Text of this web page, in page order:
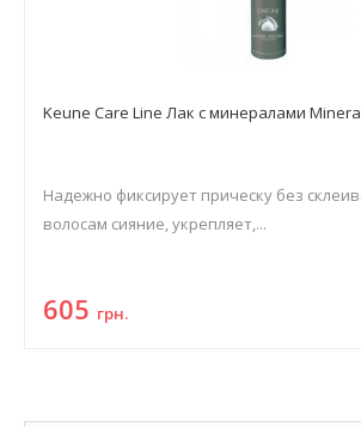
Keune Care Line Лак с минералами
Надежно фиксирует прическу без
волосам сияние, укрепляет,...
605 грн.